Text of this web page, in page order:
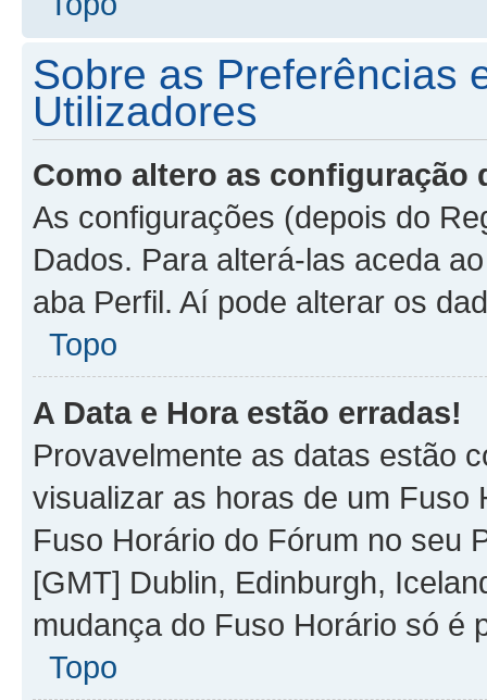
Sobre as Preferências
Utilizadores
Como altero as configuração
As configurações (depois do
Dados. Para alterá-las aceda
aba Perfil. Aí pode alterar os
Topo
A Data e Hora estão erradas!
Provavelmente as datas estão
visualizar as horas de um Fuso
Fuso Horário do Fórum no seu
[GMT] Dublin, Edinburgh,
mudança do Fuso Horário só é
Topo